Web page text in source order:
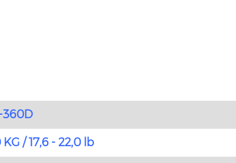
360D
KG / 17,6 - 22,0 lb